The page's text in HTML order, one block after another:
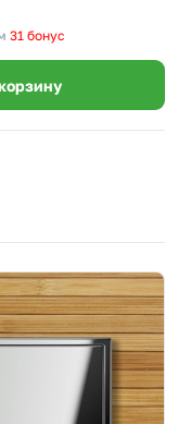
31 бонус